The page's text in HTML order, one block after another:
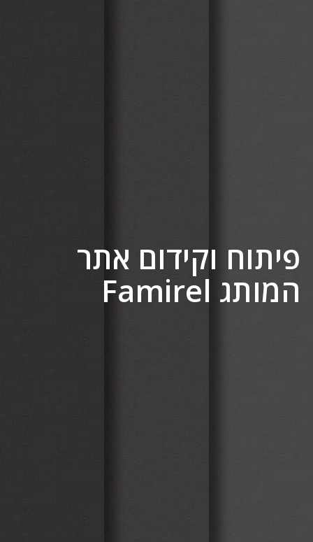
פיתוח וקידום אתר
המותג Famirel